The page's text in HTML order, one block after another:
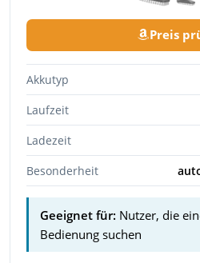
Preis
Akkutyp
Laufzeit
Ladezeit
Besonderheit
Geeignet für: Nutzer, die
Bedienung suchen